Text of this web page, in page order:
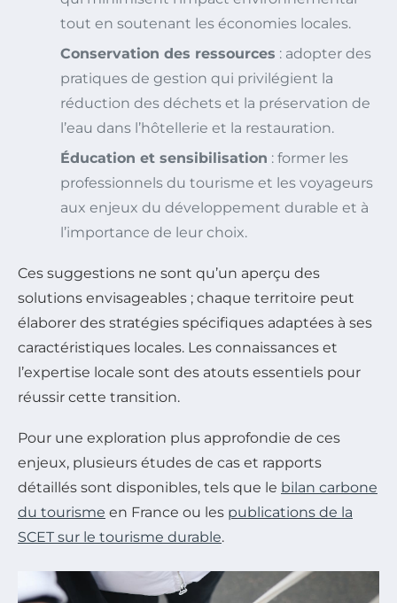
tout en soutenant les économies locales.
Conservation des ressources : adopter des
pratiques de gestion qui privilégient la
réduction des déchets et la préservation de
l’eau dans l’hôtellerie et la restauration.
Éducation et sensibilisation : former les
professionnels du tourisme et les voyageurs
aux enjeux du développement durable et à
l’importance de leur choix.
Ces suggestions ne sont qu’un aperçu des
solutions envisageables ; chaque territoire peut
élaborer des stratégies spécifiques adaptées à ses
caractéristiques locales. Les connaissances et
l’expertise locale sont des atouts essentiels pour
réussir cette transition.
Pour une exploration plus approfondie de ces
enjeux, plusieurs études de cas et rapports
détaillés sont disponibles, tels que le bilan carbone
du tourisme en France ou les publications de la
SCET sur le tourisme durable.